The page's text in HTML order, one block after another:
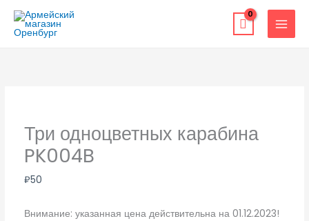
Перейти
содержимому
Три одноцветных карабина
PK004B
₽50
Внимание: указанная цена действительна на 01.12.2023!